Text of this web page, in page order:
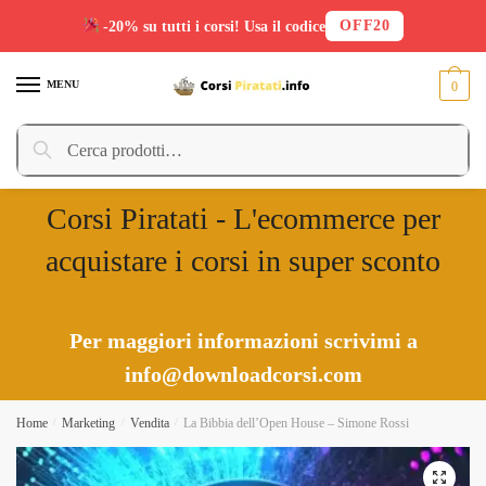
MENU
Cerca:
Cerca
0
Corsi Piratati - L'ecommerce per
acquistare i corsi in super sconto
Per maggiori informazioni scrivimi a
info@downloadcorsi.com
Home Marketing Vendita La Bibbia dell’Open House – Simone Rossi
-20% su tutti i corsi! Usa il codice OFF20